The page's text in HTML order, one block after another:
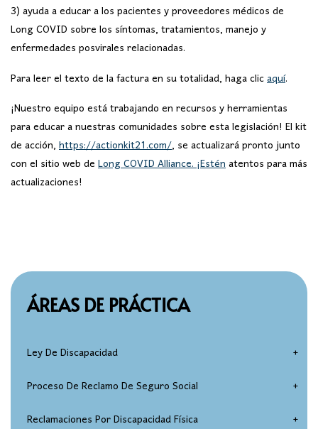
3) ayuda a educar a los pacientes y proveedores médicos de
Long COVID sobre los síntomas, tratamientos, manejo y
enfermedades posvirales relacionadas.
Para leer el texto de la factura en su totalidad, haga clicaquí.
¡Nuestro equipo está trabajando en recursos y herramientas
para educar a nuestras comunidades sobre esta legislación! El kit
de acción,https://actionkit21.com/, se actualizará pronto junto
con el sitio web deLong COVID Alliance. ¡Esténatentos para más
actualizaciones!
ÁREAS DE PRÁCTICA
Ley De Discapacidad
Elegibilidad Por Discapacidad Del Seguro Social
Reclamaciones Por Discapacidad Para Mayores De 50
Proceso De Reclamo De Seguro Social
Solicitud de discapacidad
Reclamaciones Por Discapacidad Física